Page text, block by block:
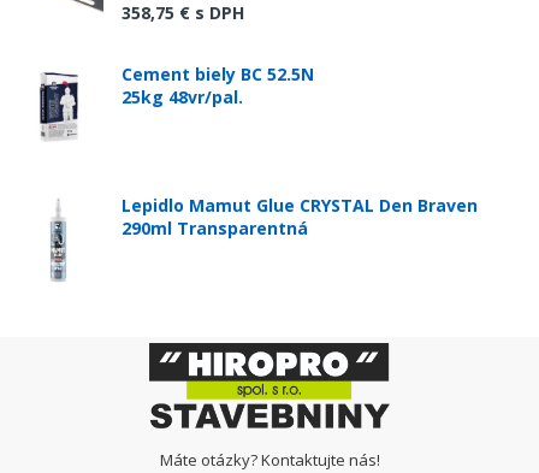
358,75 € s DPH
Cement biely BC 52.5N
25kg 48vr/pal.
Lepidlo Mamut Glue CRYSTAL Den Braven
290ml Transparentná
Máte otázky? Kontaktujte nás!